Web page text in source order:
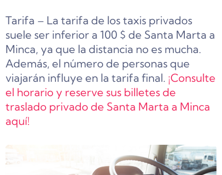
Tarifa – La tarifa de los taxis privados
suele ser inferior a 100 $ de Santa Marta a
Minca, ya que la distancia no es mucha.
Además, el número de personas que
viajarán influye en la tarifa final. ¡Consulte
el horario y reserve sus billetes de
traslado privado de Santa Marta a Minca
aquí!